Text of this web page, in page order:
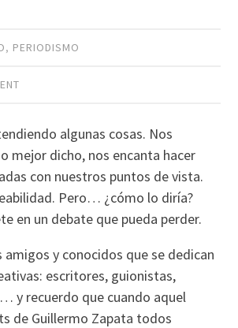
, PERIODISMO
algunas cosas. Nos
mejor dicho, nos encanta hacer
con nuestros puntos de vista.
Pero… ¿cómo lo diría?
en un debate que pueda perder.
y conocidos que se dedican
escritores, guionistas,
y recuerdo que cuando aquel
de Guillermo Zapata todos